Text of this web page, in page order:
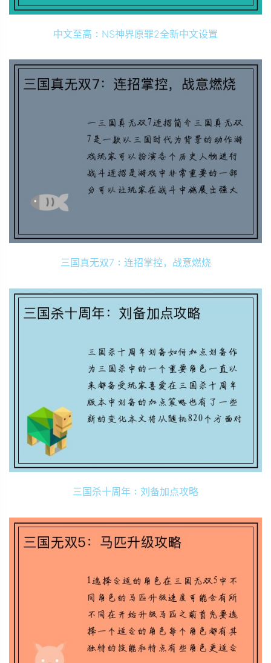
中文至高：NS神界原罪2全新中文设置
三国真无双7：连招掌控，战意燃烧
三国杀十周年：刘备加点攻略